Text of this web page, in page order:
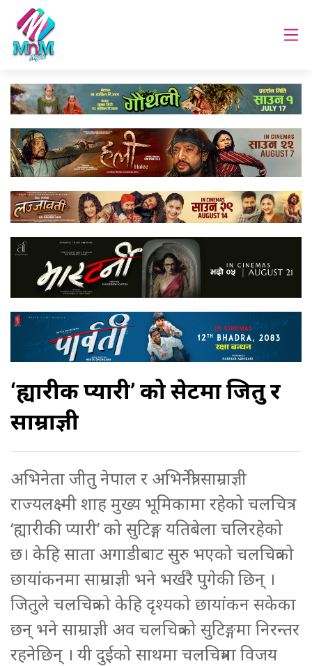
‘ह्यारीकी प्यारी’ को सेटमा जितु र
साम्राज्ञी
अभिनेता जीतु नेपाल र अभिनेत्री साम्राज्ञी
राज्यलक्ष्मी शाह मुख्य भूमिकामा रहेको चलचित्र
‘ह्यारीकी प्यारी’ को सुटिङ्ग यतिबेला चलिरहेको
छ। केहि साता अगाडीबाट सुरु भएको चलचित्रको
छायांकनमा साम्राज्ञी भने भर्खरै पुगेकी छिन् ।
जितुले चलचित्रको केहि दृश्यको छायांकन सकेका
छन् भने साम्राज्ञी अव चलचित्रको सुटिङ्गमा निरन्तर
रहनेछिन् । यी दुईको साथमा चलचित्रमा विजय